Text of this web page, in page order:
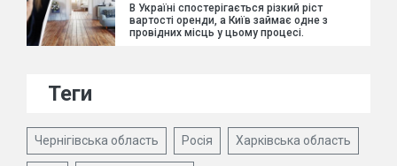
В Україні спостерігається різкий ріст
вартості оренди, а Київ займає одне з
провідних місць у цьому процесі.
Теги
Чернігівська область Росія Харківська область